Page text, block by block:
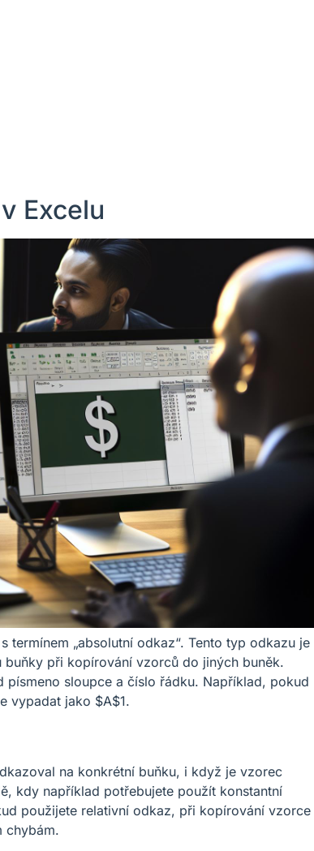
Excelu
termínem „absolutní odkaz“. Tento typ odkazu je
při kopírování vzorců do jiných buněk.
sloupce a číslo řádku. Například, pokud
vypadat jako $A$1.
na konkrétní buňku, i když je vzorec
kdy například potřebujete použít konstantní
použijete relativní odkaz, při kopírování vzorce
chybám.